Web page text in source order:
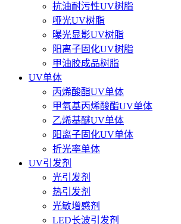
抗油耐污性UV树脂
哑光UV树脂
曝光显影UV树脂
阳离子固化UV树脂
甲油胶成品树脂
UV单体
丙烯酸酯UV单体
甲氧基丙烯酸酯UV单体
乙烯基醚UV单体
阳离子固化UV单体
折光率单体
UV引发剂
光引发剂
热引发剂
光敏增感剂
LED长波引发剂